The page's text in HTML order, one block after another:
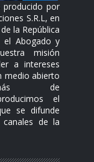
producido por
S.R.L, en
la República
el Abogado y
misión
a intereses
medio abierto
de
el
se difunde
de la